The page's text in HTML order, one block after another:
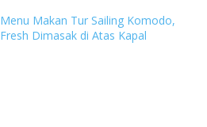
Menu Makan Tur Sailing Komodo,
Fresh Dimasak di Atas Kapal